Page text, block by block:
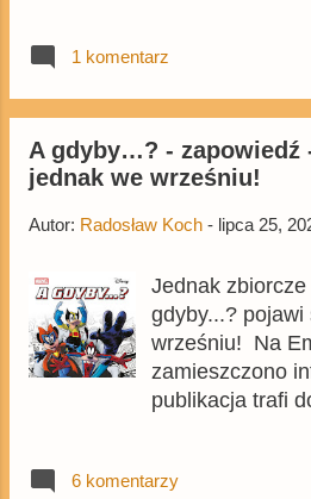
zabrakło w
. Cena
tomu w twardej
159,99 zł , co
kadrów z filmu .
1 komentarz
A gdyby…? - zapowiedź
jednak we wrześniu!
Autor: Radosław Koch - lipca 25,
Jednak
gdyby...? pojawi
wrześniu! Na
zamieszczono
publikacja trafi
wszystkich
6 komentarzy